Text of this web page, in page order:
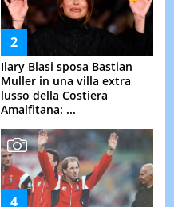
Ilary Blasi sposa Bastian
Muller in una villa extra
lusso della Costiera
Amalfitana: ...